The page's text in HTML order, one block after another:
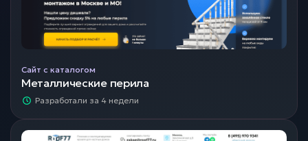
Сайт с каталогом
Металлические перила
Разработали за 4 недели